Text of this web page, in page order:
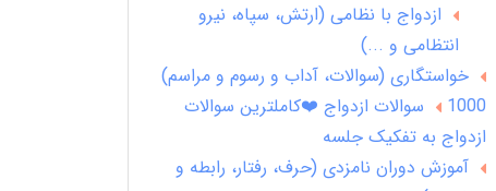
ازدواج با نظامی (ارتش، سپاه، نیرو
انتظامی و ...)
خواستگاری (سوالات، آداب و رسوم و مراسم)
1000 سوالات ازدواج ❤️کاملترین سوالات
ازدواج به تفکیک جلسه
آموزش دوران نامزدی (حرف، رفتار، رابطه و